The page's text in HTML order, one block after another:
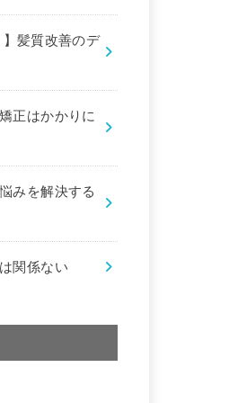
】髪質改善のデ
正はかかりに
みを解決する
関係ない